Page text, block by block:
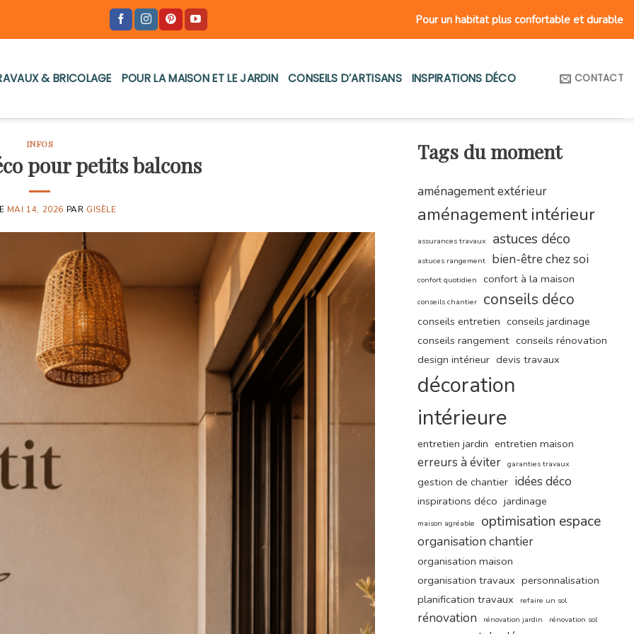
Pour un habitat plus confortable et durable
& BRICOLAGE POUR LA MAISON ET LE JARDIN CONSEILS D’ARTISANS INSPIRATIONS DÉCO CONTACT
INFOS
pour petits balcons
MAI 14, 2026 PAR GISÈLE
Tags du moment
aménagement extérieur
aménagement intérieur
assurances travaux astuces déco
astuces rangement bien-être chez soi
confort quotidien confort à la maison
conseils chantier conseils déco
conseils entretien conseils jardinage
conseils rangement conseils rénovation
design intérieur devis travaux
décoration
intérieure
entretien jardin entretien maison
erreurs à éviter garanties travaux
gestion de chantier idées déco
inspirations déco jardinage
maison agréable optimisation espace
organisation chantier
organisation maison
organisation travaux personnalisation
planification travaux
refaire un sol
rénovation rénovation jardin
rénovation sol